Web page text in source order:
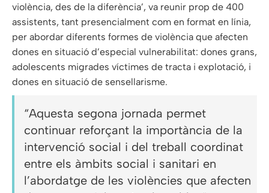
violència, des de la diferència’, va reunir prop de 400
assistents, tant presencialment com en format en línia,
per abordar diferents formes de violència que afecten
dones en situació d’especial vulnerabilitat: dones grans,
adolescents migrades víctimes de tracta i explotació, i
dones en situació de sensellarisme.
“Aquesta segona jornada permet
continuar reforçant la importància de la
intervenció social i del treball coordinat
entre els àmbits social i sanitari en
l’abordatge de les violències que afecten